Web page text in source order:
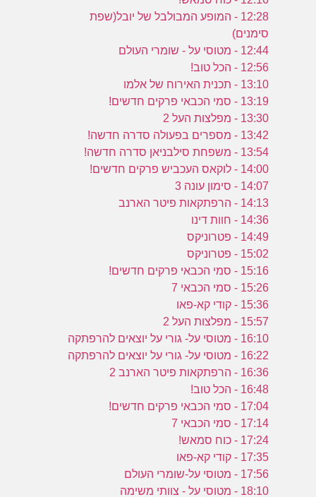
12:28 - המופע המבולבל של יובל(שפת
סימנים)
12:44 - מטוסי על - שומרי העולם
12:56 - הכל טוב!
13:10 - תכנית האירוח של אלמו
13:19 - סמי הכבאי פרקים חדשים!
13:30 - מפלצות העל 2
13:42 - מספרים בפעולה סדרה חדשה!
13:54 - משפחת סילבניאן סדרה חדשה!
14:00 - לוקאס העכביש פרקים חדשים!
14:07 - סימון עונה 3
14:13 - הרפתקאות פיטר הארנב
14:36 - חוות דינו
14:49 - פטרוניקס
15:02 - פטרוניקס
15:16 - סמי הכבאי פרקים חדשים!
15:26 - סמי הכבאי 7
15:36 - קודי קא-פאו
15:57 - מפלצות העל 2
16:10 - מטוסי על- גורי על יוצאים להרפתקה
16:22 - מטוסי על- גורי על יוצאים להרפתקה
16:36 - הרפתקאות פיטר הארנב 2
16:48 - הכל טוב!
17:04 - סמי הכבאי פרקים חדשים!
17:14 - סמי הכבאי 7
17:24 - כוח סמאש!
17:35 - קודי קא-פאו
17:56 - מטוסי על-שומרי העולם
18:10 - מטוסי על - צוותי משימה